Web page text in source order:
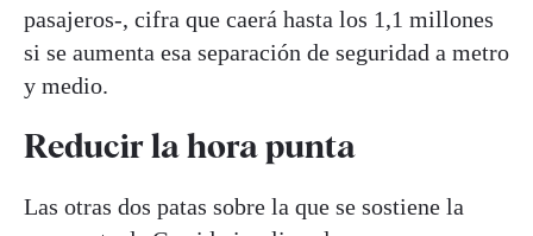
pasajeros-, cifra que caerá hasta los 1,1 millones
si se aumenta esa separación de seguridad a metro
y medio.
Reducir la hora punta
Las otras dos patas sobre la que se sostiene la